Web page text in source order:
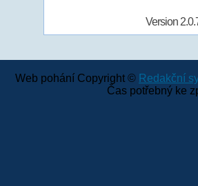
Version
Web pohání Copyright © Redakční
Čas potřebný ke